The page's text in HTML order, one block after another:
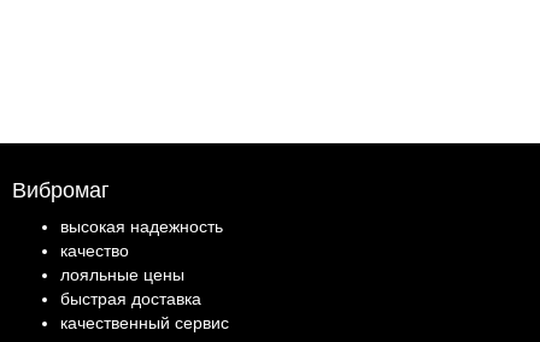
Вибромаг
высокая надежность
качество
лояльные цены
быстрая доставка
качественный сервис